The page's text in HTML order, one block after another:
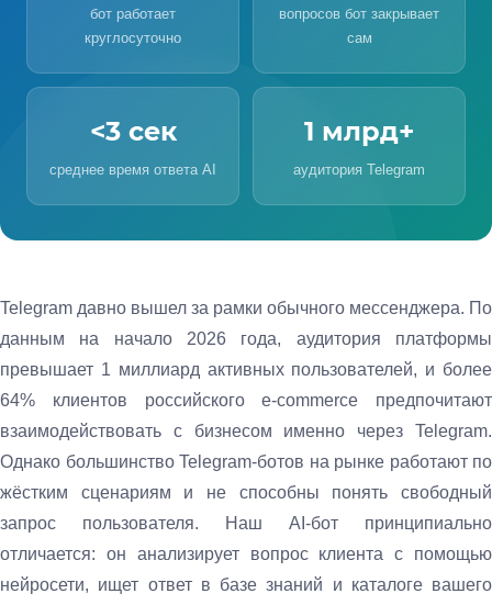
бот работает
круглосуточно
вопросов бот закрывает
сам
<3 сек
среднее время ответа AI
1 млрд+
аудитория Telegram
Telegram давно вышел за рамки обычного мессенджера. По
данным на начало 2026 года, аудитория платформы
превышает 1 миллиард активных пользователей, и более
64% клиентов российского e-commerce предпочитают
взаимодействовать с бизнесом именно через Telegram.
Однако большинство Telegram-ботов на рынке работают по
жёстким сценариям и не способны понять свободный
запрос пользователя. Наш AI-бот принципиально
отличается: он анализирует вопрос клиента с помощью
нейросети, ищет ответ в базе знаний и каталоге вашего